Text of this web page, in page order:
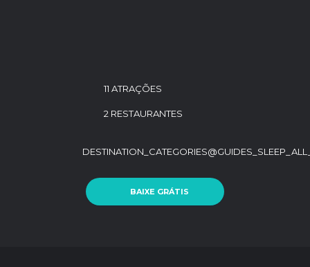
11 ATRAÇÕES
2 RESTAURANTES
BAIXE GRÁTIS